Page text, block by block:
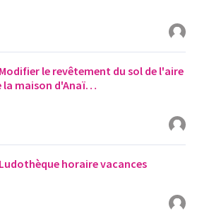
Modifier le revêtement du sol de l'aire
la maison d'Anaï…
Ludothèque horaire vacances